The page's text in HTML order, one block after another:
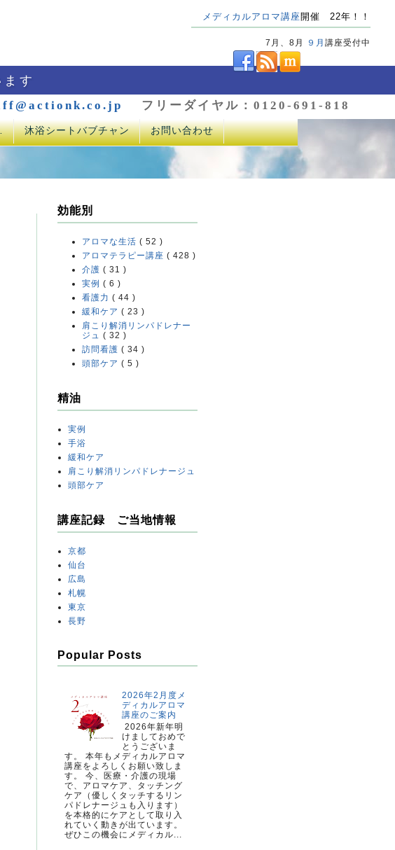
メディカルアロマ講座開催 22年！！
7月、8月 ９月 講座受付中
す
フリーダイヤル：0120-691-818
沐浴シートバブチャン お問い合わせ
効能別
アロマな生活 ( 52 )
アロマテラピー講座 ( 428 )
介護 ( 31 )
実例 ( 6 )
看護力 ( 44 )
緩和ケア ( 23 )
肩こり解消リンパドレナー
ジュ ( 32 )
訪問看護 ( 34 )
頭部ケア ( 5 )
精油
実例
手浴
緩和ケア
肩こり解消リンパドレナージュ
頭部ケア
講座記録 ご当地情報
京都
仙台
広島
札幌
東京
長野
Popular Posts
2026年2月度メ
ディカルアロマ
講座のご案内
2026年新年明
けましておめで
とうございま
す。 本年もメディカルアロマ
講座をよろしくお願い致しま
す。 今、医療・介護の現場
で、アロマケア、タッチング
ケア（優しくタッチするリン
パドレナージュも入ります）
を本格的にケアとして取り入
れていく動きが出ています。
ぜひこの機会にメディカル...